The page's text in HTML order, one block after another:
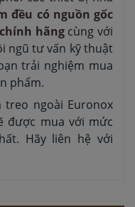
đều có nguồn gốc
hãngcùng với
ngũ tư vấn kỹ thuật
trải nghiệm mua
phẩm.
ngoài Euronox
được mua với mức
Hãy liên hệ với